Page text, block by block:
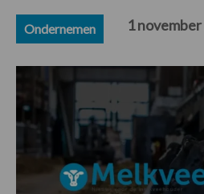
Ondernemen 1